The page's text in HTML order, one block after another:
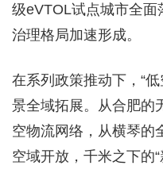
级eVTOL试点城市全
治理格局加速形成。
在系列政策推动下，“
景全域拓展。从合肥的
空物流网络，从横琴的
空域开放，千米之下的“